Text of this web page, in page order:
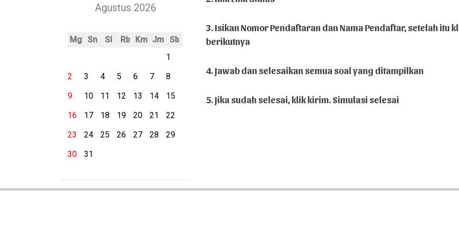
Agustus 2026
Mg Sn Sl Rb Km Jm
Sb
1
2
3 4 5 6 7
8
9
10 11 12 13 14
15
16
17 18 19 20 21
22
23
24 25 26 27 28
29
30
31
3. Isikan Nomor Pendaftaran dan Nama Pendaftar, setelah itu
berikutnya
4. Jawab dan selesaikan semua soal yang ditampilkan
5. Jika sudah selesai, klik kirim. Simulasi selesai